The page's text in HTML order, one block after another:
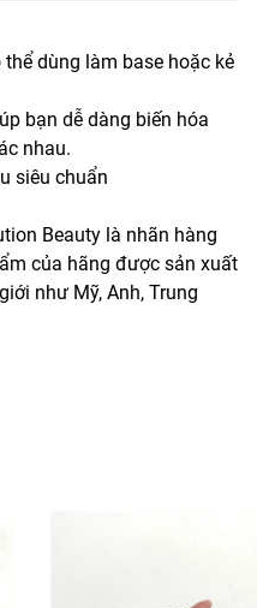
dùng làm base hoặc kẻ
bạn dễ dàng biến hóa
nhau.
siêu chuẩn
Beauty là nhãn hàng
của hãng được sản xuất
như Mỹ, Anh, Trung